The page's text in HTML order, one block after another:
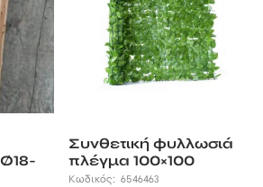
Συνθετική φυλλωσιά
πλέγμα 100×100
Κωδικός:6546463